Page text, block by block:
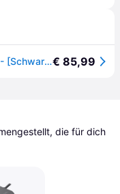
HP USB-C® Dockingstation 50H55UT - [Schwarz]€ 85,99
die für dich